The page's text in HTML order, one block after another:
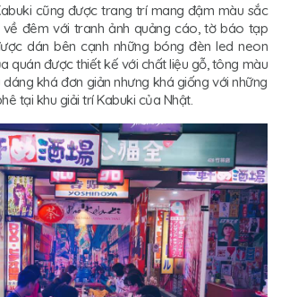
cũng được trang trí mang đậm màu sắc
về đêm với tranh ảnh quảng cáo, tờ báo tạp
dán bên cạnh những bóng đèn led neon
quán được thiết kế với chất liệu gỗ, tông màu
khá đơn giản nhưng khá giống với những
tại khu giải trí Kabuki của Nhật.